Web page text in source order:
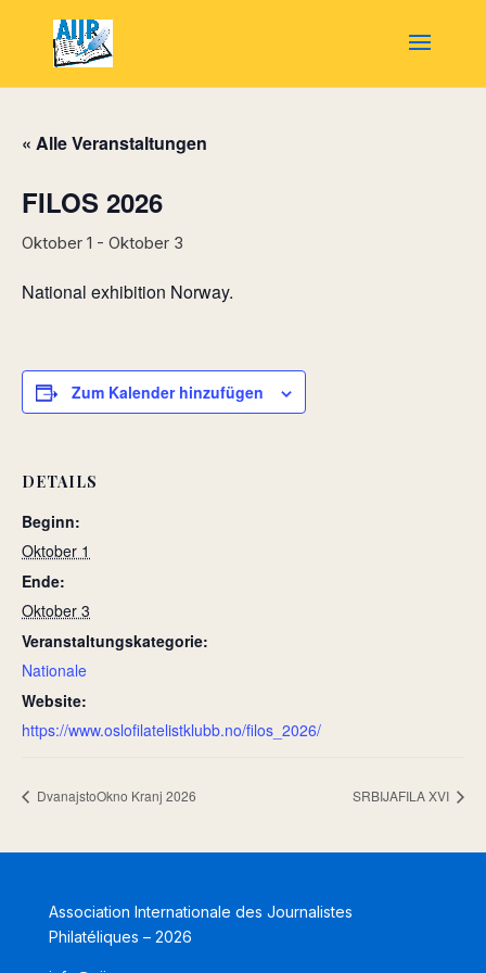
« Alle Veranstaltungen
FILOS 2026
Oktober 1 - Oktober 3
National exhibition Norway.
Zum Kalender hinzufügen
DETAILS
Beginn:
Oktober 1
Ende:
Oktober 3
Veranstaltungskategorie:
Nationale
Website:
https://www.oslofilatelistklubb.no/filos_2026/
DvanajstoOkno Kranj 2026 SRBIJAFILA XVI
Association Internationale des Journalistes
Philatéliques – 2026